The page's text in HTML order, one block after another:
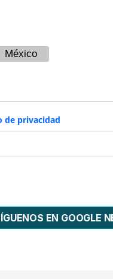
México
de privacidad
EN GOOGLE